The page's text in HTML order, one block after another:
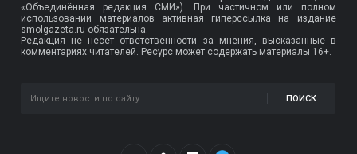
«Объединённая редакция СМИ»). При частичном или полном
использовании материалов активная гиперссылка на издание
smolgazeta.ru обязательна.
Редакция не несет ответственности за мнения, высказанные в
комментариях читателей. Ресурс может содержать материалы 16+.
ПОИСК